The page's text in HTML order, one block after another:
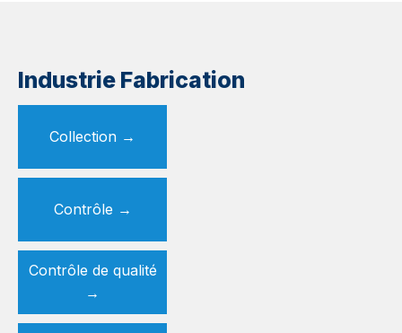
Industrie Fabrication
Collection →
Contrôle →
Contrôle de qualité
→